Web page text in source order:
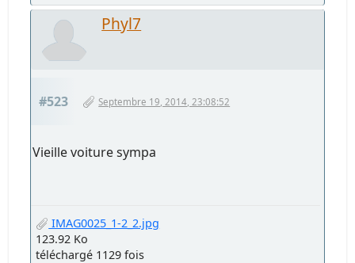
Phyl7
#523 Septembre 19, 2014, 23:08:52
Vieille voiture sympa
IMAG0025_1-2_2.jpg
123.92 Ko
téléchargé 1129 fois